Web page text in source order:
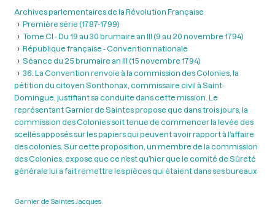
Archives parlementaires de la Révolution Française
Première série (1787-1799)
Tome CI - Du 19 au 30 brumaire an III (9 au 20 novembre 1794)
République française - Convention nationale
Séance du 25 brumaire an III (15 novembre 1794)
36. La Convention renvoie à la commission des Colonies, la
pétition du citoyen Sonthonax, commissaire civil à Saint-
Domingue, justifiant sa conduite dans cette mission. Le
représentant Garnier de Saintes propose que dans trois jours, la
commission des Colonies soit tenue de commencer la levée des
scellés apposés sur les papiers qui peuvent avoir rapport à l’affaire
des colonies. Sur cette proposition, un membre de la commission
des Colonies, expose que ce n’est qu’hier que le comité de Sûreté
générale lui a fait remettre les pièces qui étaient dans ses bureaux
Garnier de Saintes Jacques